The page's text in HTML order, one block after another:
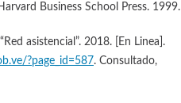
Business School Press. 1999.
asistencial”. 2018. [En Linea].
?page_id=587. Consultado,